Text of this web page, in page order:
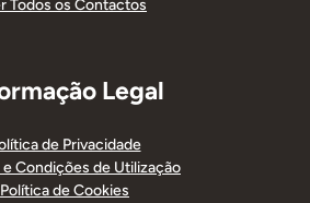
Todos os Contactos
Legal
de Privacidade
e Condições de Utilização
Política de Cookies